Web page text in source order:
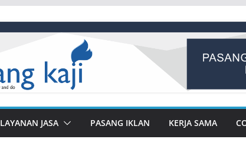
LAYANAN JASA PASANG IKLAN KERJA SAMA